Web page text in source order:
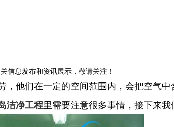
信息发布和资讯展示，敬请关注！
，他们在一定的空间范围内，会把空气
洁净工程里需要注意很多事情，接下来